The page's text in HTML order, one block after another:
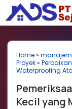
Home»
Proyek»
Waterproofing
Kecil yang